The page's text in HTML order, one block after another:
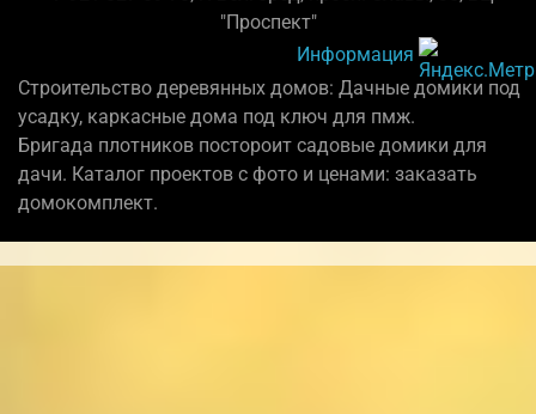
"Проспект"
Информация
Строительство деревянных домов: Дачные домики под
усадку, каркасные дома под ключ для пмж.
Бригада плотников постороит садовые домики для
дачи. Каталог проектов с фото и ценами: заказать
домокомплект.